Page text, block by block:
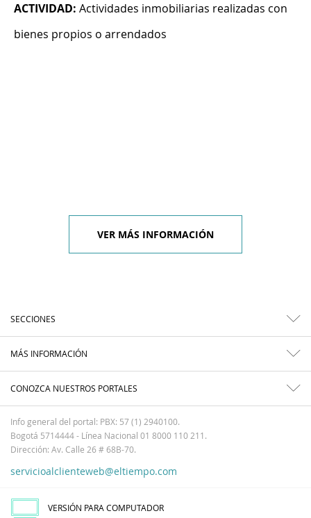
ACTIVIDAD: Actividades inmobiliarias realizadas con
bienes propios o arrendados
VER MÁS INFORMACIÓN
SECCIONES
MÁS INFORMACIÓN
CONOZCA NUESTROS PORTALES
Info general del portal: PBX: 57 (1) 2940100.
Bogotá 5714444 - Línea Nacional 01 8000 110 211.
Dirección: Av. Calle 26 # 68B-70.
servicioalclienteweb@eltiempo.com
VERSIÓN PARA COMPUTADOR